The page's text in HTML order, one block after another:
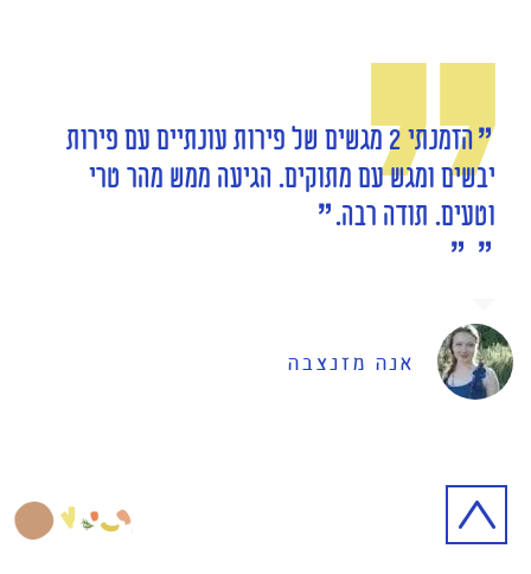
הזמנתי 2 מגשים של פירות עונתיים עם פירות
יבשים ומגש עם מתוקים. הגיעה ממש מהר טרי
וטעים. תודה רבה.
אנה מזנצבה